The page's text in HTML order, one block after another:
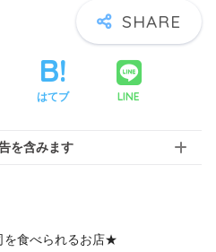
はてブ LINE
を含みます
を食べられるお店★